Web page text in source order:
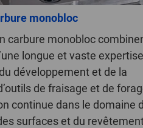
monobloc
carbure monobloc
longue et vaste
développement et de la
de fraisage et de
continue dans le domaine
surfaces et du